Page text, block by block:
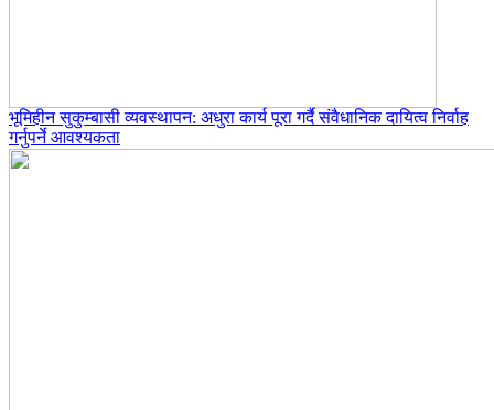
भूमिहीन सुकुम्बासी व्यवस्थापन: अधुरा कार्य पूरा गर्दै संवैधानिक दायित्व निर्वाह
गर्नुपर्ने आवश्यकता